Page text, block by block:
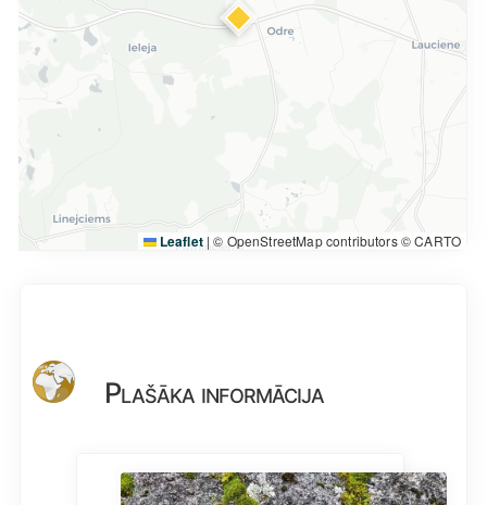
Leaflet | © OpenStreetMap contributors © CARTO
Plašāka informācija